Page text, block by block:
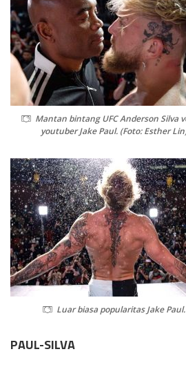
Mantan bintang UFC Anderson Silva
youtuber Jake Paul. (Foto: Esther
Luar biasa popularitas Jake Paul.
PAUL-SILVA